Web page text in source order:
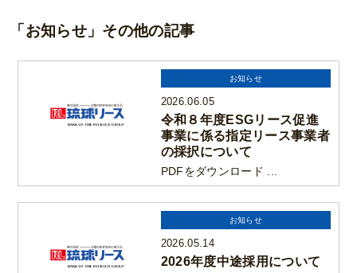
「お知らせ」その他の記事
お知らせ
2026.06.05
令和８年度ESGリース促進
事業に係る指定リース事業者
の採択について
PDFをダウンロード ...
お知らせ
2026.05.14
2026年度中途採用について